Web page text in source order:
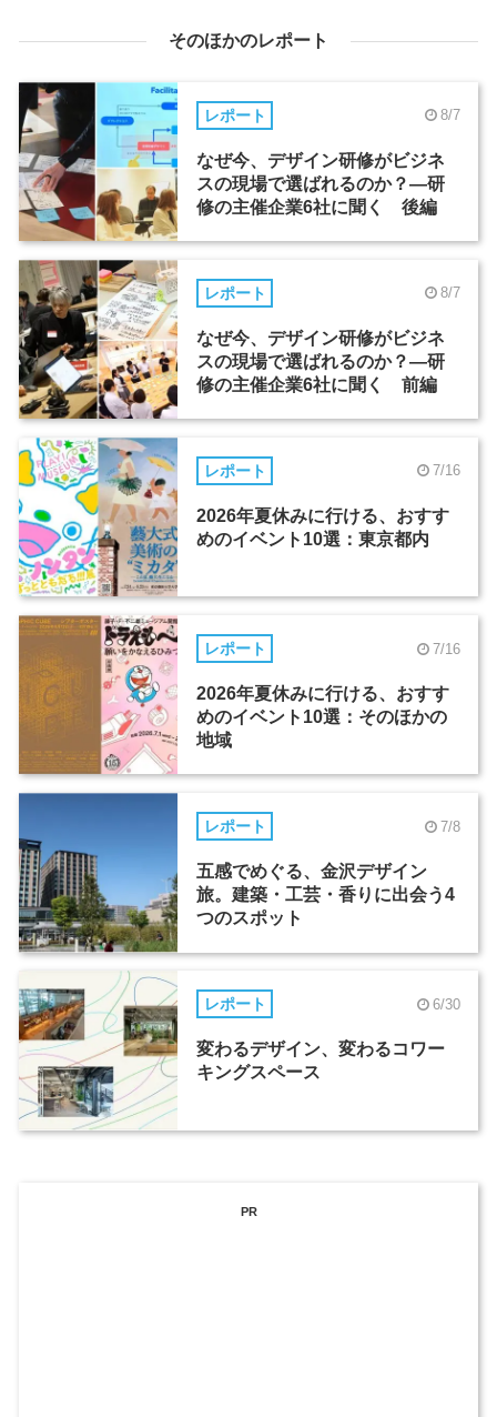
そのほかのレポート
レポート 8/7
なぜ今、デザイン研修がビジネ
スの現場で選ばれるのか？―研
修の主催企業6社に聞く 後編
レポート 8/7
なぜ今、デザイン研修がビジネ
スの現場で選ばれるのか？―研
修の主催企業6社に聞く 前編
レポート 7/16
2026年夏休みに行ける、おすす
めのイベント10選：東京都内
レポート 7/16
2026年夏休みに行ける、おすす
めのイベント10選：そのほかの
地域
レポート 7/8
五感でめぐる、金沢デザイン
旅。建築・工芸・香りに出会う4
つのスポット
レポート 6/30
変わるデザイン、変わるコワー
キングスペース
PR